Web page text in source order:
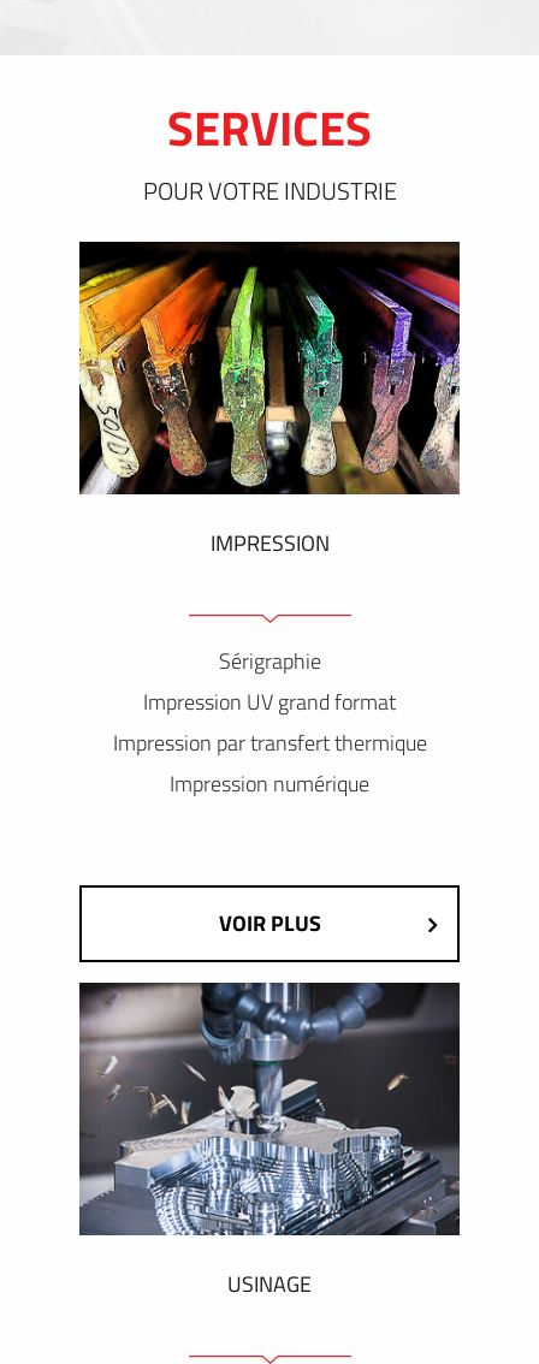
SERVICES
POUR VOTRE INDUSTRIE
IMPRESSION
Sérigraphie
Impression UV grand format
Impression par transfert thermique
Impression numérique
VOIR PLUS
USINAGE